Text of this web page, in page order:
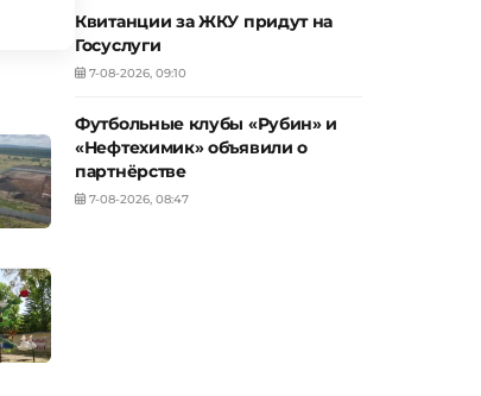
Квитанции за ЖКУ придут на
Госуслуги
7-08-2026, 09:10
Футбольные клубы «Рубин» и
«Нефтехимик» объявили о
партнёрстве
7-08-2026, 08:47